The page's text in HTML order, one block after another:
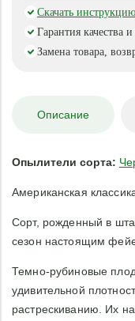
Скачать инструкцию
Гарантия качества
Замена товара,
Описание
Опылители сорта:
Американская
Сорт, рожденный в
сезон настоящим
Темно-рубиновые
удивительной
растрескиванию. Их